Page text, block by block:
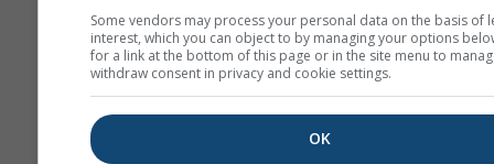
Some vendors may process your personal data on the basis of
interest, which you can object to by managing your options
for a link at the bottom of this page or in the site menu to
withdraw consent in privacy and cookie settings.
OK